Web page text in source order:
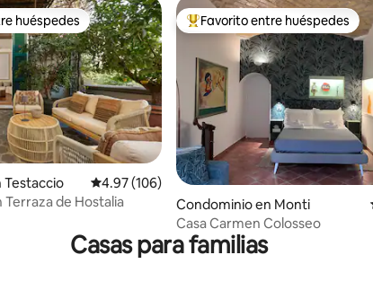
5; 416 evaluaciones
en Favorito entre huéspedes
huéspedes
Testaccio Calificación promedio: 4.97 de 5; 106
4.97 (106)
Terraza de Hostalia
De los mejores en Favorito entre
Favorito entre huéspedes
Condominio en Monti
Casa Carmen Colosseo
Casas para familias